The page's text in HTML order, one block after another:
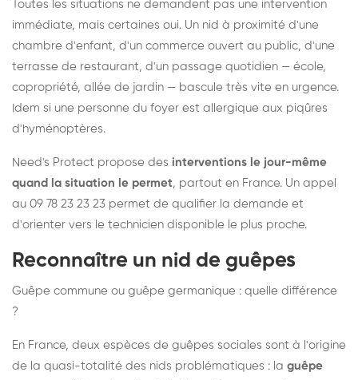
Toutes les situations ne demandent pas une intervention
immédiate, mais certaines oui. Un nid à proximité d'une
chambre d'enfant, d'un commerce ouvert au public, d'une
terrasse de restaurant, d'un passage quotidien — école,
copropriété, allée de jardin — bascule très vite en urgence.
Idem si une personne du foyer est allergique aux piqûres
d'hyménoptères.
Need's Protect propose des interventions le jour-même
quand la situation le permet, partout en France. Un appel
au 09 78 23 23 23 permet de qualifier la demande et
d'orienter vers le technicien disponible le plus proche.
Reconnaître un nid de guêpes
Guêpe commune ou guêpe germanique : quelle différence
?
En France, deux espèces de guêpes sociales sont à l'origine
de la quasi-totalité des nids problématiques : la guêpe